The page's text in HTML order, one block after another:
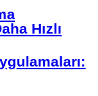
Hızlı